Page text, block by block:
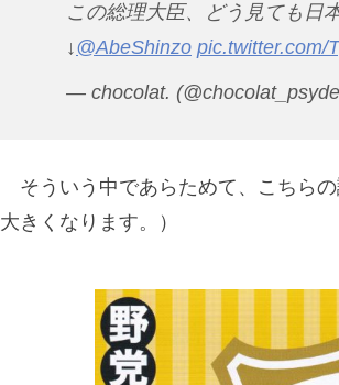
この総理大臣、どう見ても日
↓@AbeShinzo pic.twitter.com/
— chocolat.
そういう中であらためて、こちら
大きくなります。）